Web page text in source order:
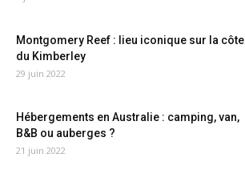
Montgomery Reef : lieu iconique sur la côte
du Kimberley
29 juin 2022
Hébergements en Australie : camping, van,
B&B ou auberges ?
21 juin 2022